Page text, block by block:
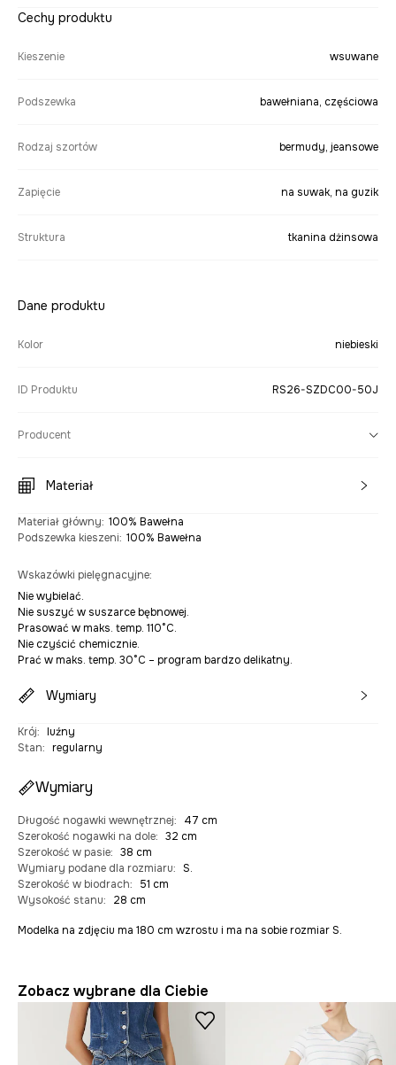
Cechy produktu
Kieszenie wsuwane
Podszewka bawełniana, częściowa
Rodzaj szortów bermudy, jeansowe
Zapięcie na suwak, na guzik
Struktura tkanina dżinsowa
Dane produktu
Kolor niebieski
ID Produktu RS26-SZDC00-50J
Producent
Materiał
Materiał główny: 100% Bawełna
Podszewka kieszeni: 100% Bawełna
Wskazówki pielęgnacyjne:
Nie wybielać.
Nie suszyć w suszarce bębnowej.
Prasować w maks. temp. 110°C.
Nie czyścić chemicznie.
Prać w maks. temp. 30°C – program bardzo delikatny.
Wymiary
Krój: luźny
Stan: regularny
Wymiary
Długość nogawki wewnętrznej:
47 cm
Szerokość nogawki na dole: 32 cm
Szerokość w pasie: 38 cm
Wymiary podane dla rozmiaru: S.
Szerokość w biodrach:
51 cm
Wysokość stanu: 28 cm
Modelka na zdjęciu ma 180 cm wzrostu i ma na sobie rozmiar S.
Zobacz wybrane dla Ciebie